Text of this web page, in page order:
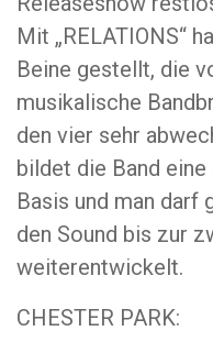
Mit „RELATIONS“
Beine gestellt, die
musikalische
den vier sehr
bildet die Band
Basis und man darf
den Sound bis zur
weiterentwickelt.
CHESTER PARK: